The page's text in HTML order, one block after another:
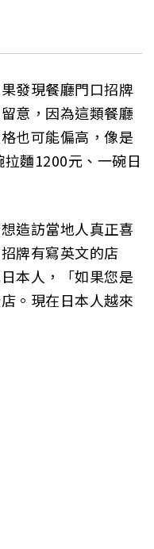
發現餐廳門口招牌
意，因為這類餐廳
也可能偏高，像是
麵1200元、一碗日
造訪當地人真正喜
牌有寫英文的店
本人，「如果您是
。現在日本人越來